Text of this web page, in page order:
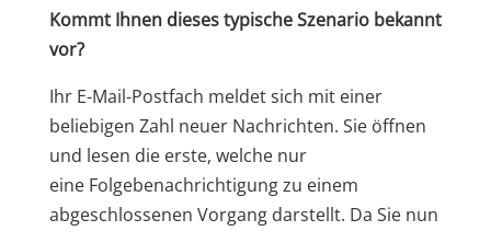
Kommt Ihnen dieses typische Szenario bekannt
vor?
Ihr E-Mail-Postfach meldet sich mit einer
beliebigen Zahl neuer Nachrichten. Sie öffnen
und lesen die erste, welche nur
eine Folgebenachrichtigung zu einem
abgeschlossenen Vorgang darstellt. Da Sie nun